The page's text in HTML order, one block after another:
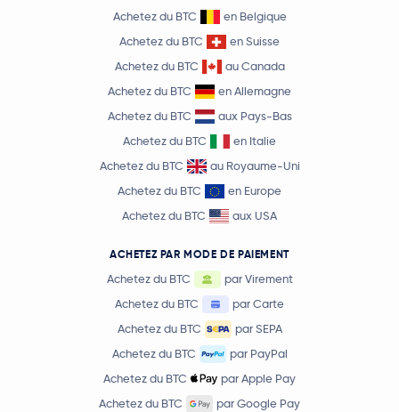
Achetez du BTC
en Belgique
Achetez du BTC
en Suisse
Achetez du BTC
au Canada
Achetez du BTC
en Allemagne
Achetez du BTC
aux Pays-Bas
Achetez du BTC
en Italie
Achetez du BTC
au Royaume-Uni
Achetez du BTC
en Europe
Achetez du BTC
aux USA
ACHETEZ PAR MODE DE PAIEMENT
Achetez du BTC
par Virement
Achetez du BTC
par Carte
Achetez du BTC
par SEPA
Achetez du BTC
par PayPal
Achetez du BTC
par Apple Pay
Achetez du BTC
par Google Pay